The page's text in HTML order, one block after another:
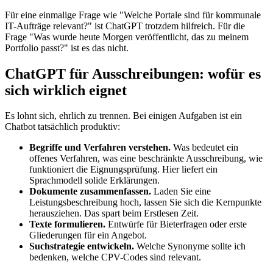
Für eine einmalige Frage wie "Welche Portale sind für kommunale
IT-Aufträge relevant?" ist ChatGPT trotzdem hilfreich. Für die
Frage "Was wurde heute Morgen veröffentlicht, das zu meinem
Portfolio passt?" ist es das nicht.
ChatGPT für Ausschreibungen: wofür es
sich wirklich eignet
Es lohnt sich, ehrlich zu trennen. Bei einigen Aufgaben ist ein
Chatbot tatsächlich produktiv:
Begriffe und Verfahren verstehen. Was bedeutet ein
offenes Verfahren, was eine beschränkte Ausschreibung, wie
funktioniert die Eignungsprüfung. Hier liefert ein
Sprachmodell solide Erklärungen.
Dokumente zusammenfassen. Laden Sie eine
Leistungsbeschreibung hoch, lassen Sie sich die Kernpunkte
herausziehen. Das spart beim Erstlesen Zeit.
Texte formulieren. Entwürfe für Bieterfragen oder erste
Gliederungen für ein Angebot.
Suchstrategie entwickeln. Welche Synonyme sollte ich
bedenken, welche CPV-Codes sind relevant.